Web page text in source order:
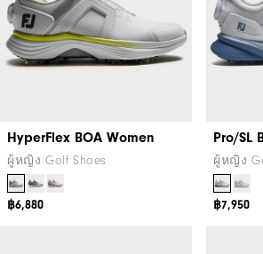
HyperFlex BOA Women
ผู้หญิง Golf Shoes
฿6,880
Pro/SL
ผู้หญิง
฿7,950